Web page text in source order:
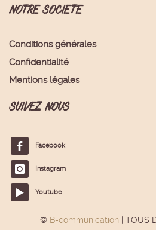
NOTRE SOCIETE
Conditions générales
Confidentialité
Mentions légales
SUIVEZ NOUS
Facebook
Instagram
Youtube
© B-communication | TOUS